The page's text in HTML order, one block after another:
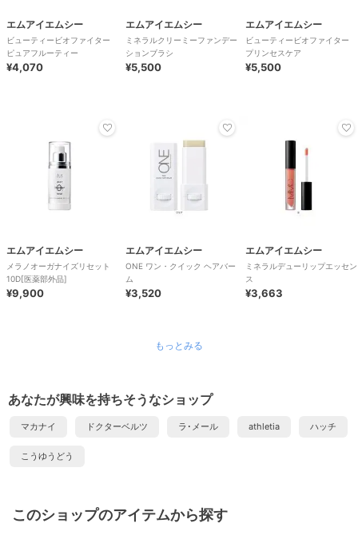
エムアイエムシー
ビューティービオファイター
ピュアフルーティー
¥4,070
エムアイエムシー
ミネラルクリーミーファンデー
ションブラシ
¥5,500
エムアイエムシー
ビューティービオファイター
プリンセスケア
¥5,500
エムアイエムシー
メラノオーガナイズリセット
10D[医薬部外品]
¥9,900
エムアイエムシー
ONE ワン・クイック ヘアバー
ム
¥3,520
エムアイエムシー
ミネラルデューリップエッセン
ス
¥3,663
もっとみる
あなたが興味を持ちそうなショップ
マカナイ ドクターベルツ ラ･メール athletia ハッチ
こうゆうどう
このショップのアイテムから探す